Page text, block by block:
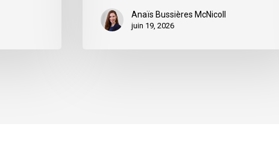
Anaïs Bussières McNicoll
juin 19, 2026